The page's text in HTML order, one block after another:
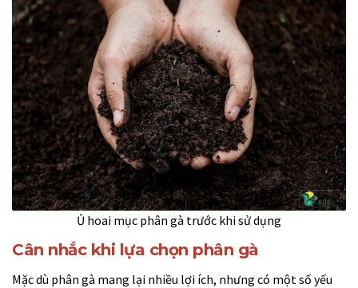
Ủ hoai mục phân gà trước khi sử dụng
Cân nhắc khi lựa chọn phân gà
Mặc dù phân gà mang lại nhiều lợi ích, nhưng có một số yếu